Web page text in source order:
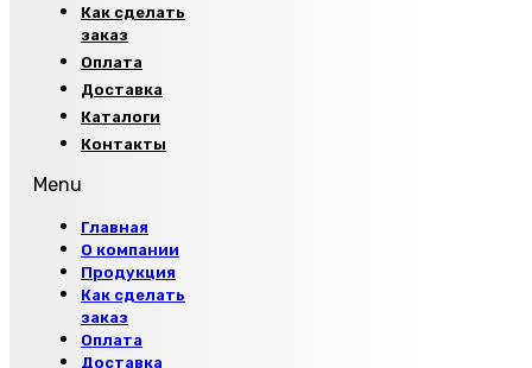
Как сделать
заказ
Оплата
Доставка
Каталоги
Контакты
Menu
Главная
О компании
Продукция
Как сделать
заказ
Оплата
Доставка